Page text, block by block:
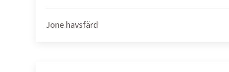
Jone havsfärd